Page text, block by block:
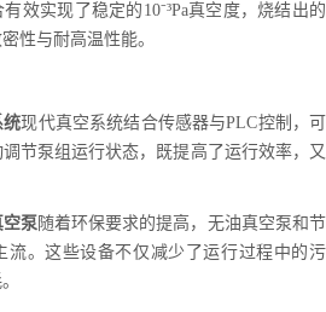
有效实现了稳定的10⁻³Pa真空度，烧结出的
性与耐高温性能。
统现代真空系统结合传感器与PLC控制，可
节泵组运行状态，既提高了运行效率，又
泵随着环保要求的提高，无油真空泵和节
流。这些设备不仅减少了运行过程中的污